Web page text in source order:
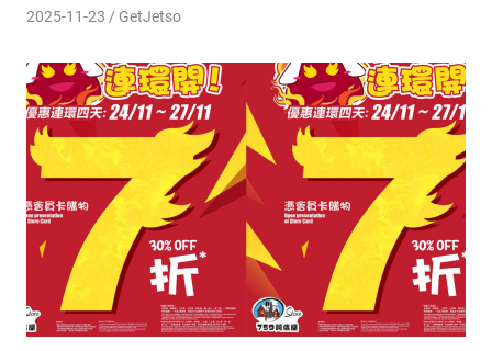
2025-11-23 GetJetso